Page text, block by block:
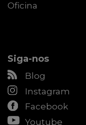
Oficina
Siga-nos
Blog
Instagram
Facebook
Youtube